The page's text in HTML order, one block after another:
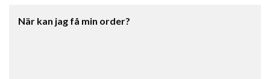
När kan jag få min order?